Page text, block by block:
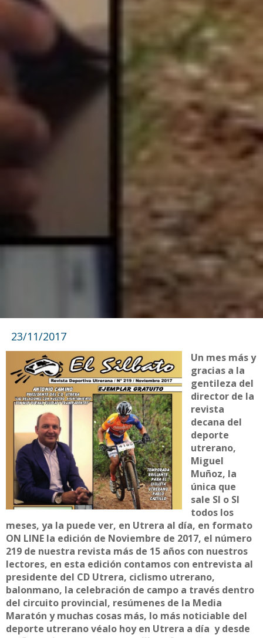
23/11/2017
Un mes más y
gracias a la
gentileza del
director de la
revista
decana del
deporte
utrerano,
Miguel
Muñoz, la
única que
sale SI o SI
todos los
meses, ya la puede ver, en Utrera al día, en formato
ON LINE la edición de Noviembre de 2017, el número
219 de nuestra revista más de 15 años con nuestros
lectores, en esta edición contamos con entrevista al
presidente del CD Utrera, ciclismo utrerano,
balonmano, la celebración de campo a través dentro
del circuito provincial, resúmenes de la Media
Maratón y muchas cosas más, lo más noticiable del
deporte utrerano véalo hoy en Utrera a día y desde